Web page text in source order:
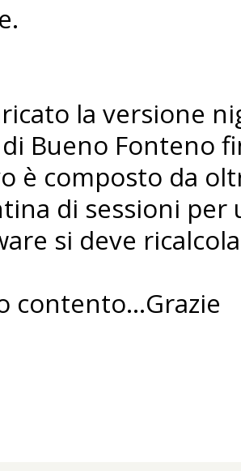
la versione
Bueno Fonteno
è composto da
di sessioni
si deve
contento...Grazie